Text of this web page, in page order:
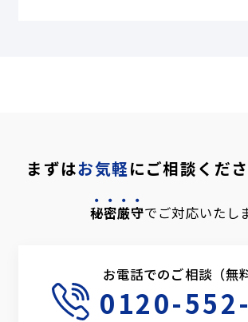
まずはお気軽にご相談くだ
秘密厳守でご対応いたし
お電話でのご相談（無
0120-